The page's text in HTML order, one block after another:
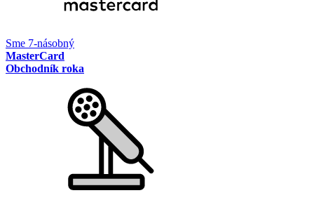
Sme 7-násobný
MasterCard
Obchodník roka